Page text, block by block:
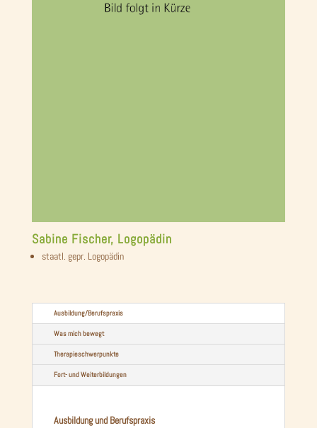
Sabine Fischer, Logopädin
staatl. gepr. Logopädin
Ausbildung/Berufspraxis
Was mich bewegt
Therapieschwerpunkte
Fort- und Weiterbildungen
Ausbildung und Berufspraxis